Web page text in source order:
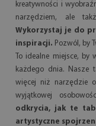
kreatywności i
narzędziem, ale
Wykorzystaj je do
inspiracji. Pozwól, by
To idealne miejsce,
każdego dnia. Nasze
więcej niż narzędzie
wyjątkowej
odkrycia, jak te
artystyczne